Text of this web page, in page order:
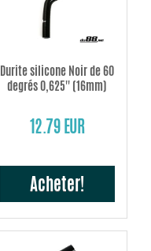
Durite silicone Noir de 60
degrés 0,625'' (16mm)
12.79 EUR
Acheter!